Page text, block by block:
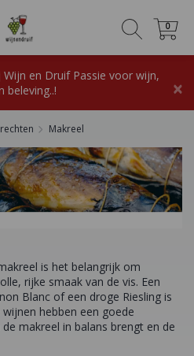
0
0
en Druif Passie voor wijn,
beleving..!
×
Makreel
is het belangrijk om
rijke smaak van de vis. Een
Blanc of een droge Riesling is
hebben een goede
makreel in balans brengt en de